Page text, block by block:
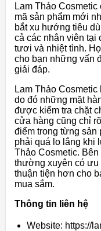
Lam Thảo
mã sản phẩm mới
bắt xu hướng tiêu
cả các nhân viên tại
tươi và nhiệt tình.
cho bạn những vấn
giải đáp.
Lam Thảo
do đó những mặt
được kiểm tra chặt
cửa hàng cũng chỉ
điểm trong từng sản
phải quá lo lắng khi
Thảo Cosmetic.
thường xuyên có ưu
thuận tiện hơn cho
mua sắm.
Thông tin liên hệ
Website: https://